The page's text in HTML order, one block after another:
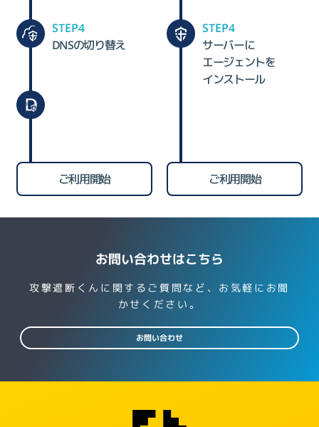
STEP4
DNSの切り替え
STEP4
サーバーに
エージェントを
インストール
ご利用開始 ご利用開始
お問い合わせはこちら
攻撃遮断くんに関するご質問など、お気軽にお聞
かせください。
お問い合わせ